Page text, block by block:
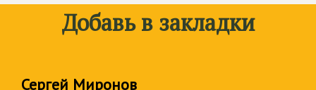
Добавь в закладки
Сергей Миронов